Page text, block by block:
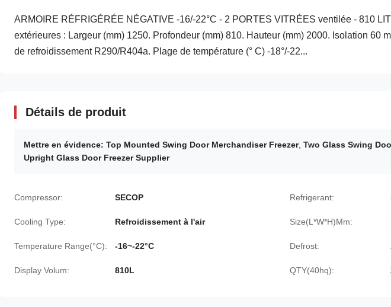
ARMOIRE RÉFRIGÉRÉE NÉGATIVE -16/-22°C - 2 PORTES VITRÉES ventilée - 810
extérieures : Largeur (mm) 1250. Profondeur (mm) 810. Hauteur (mm) 2000. Isolation 60
de refroidissement R290/R404a. Plage de température (° C) -18°/-22...
Détails de produit
Mettre en évidence: Top Mounted Swing Door Merchandiser Freezer, Two Glass Swing
Upright Glass Door Freezer Supplier
Compressor: SECOP Refrigerant:
Cooling Type: Refroidissement à l'air Size(L*W*H)Mm:
Temperature Range(°C): -16~-22°C Defrost:
Display Volum: 810L QTY(40hq):